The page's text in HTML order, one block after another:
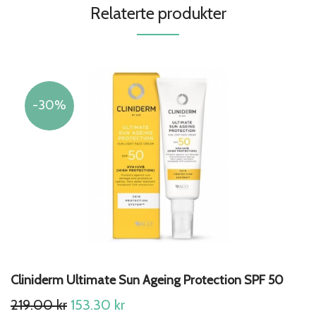
Relaterte produkter
30%
Cliniderm Ultimate Sun Ageing Protection SPF 50
219.00kr Original
153.30 krCurrent